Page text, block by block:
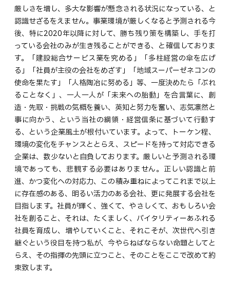
厳しさを増し、多大な影響が懸念される状況になっている、と
認識せざるをえません。事業環境が厳しくなると予測される今
後、特に2020年以降に対して、勝ち残り策を構築し、手を打
っている会社のみが生き残ることができる、と確信しておりま
す。「建設総合サービス業を究める」「多柱経営の傘を広げ
る」「社員が主役の会社をめざす」「地域スーパーゼネコンの
使命を果たす」「人格陶冶に努める」等、一度決めたら「ぶれ
ることなく」、一人一人が「未来への胎動」を合言葉に、創
造・先取・挑戦の気概を養い、英知と努力を奮い、志気凛然と
事に向かう、という当社の綱領・経営信条に基づいて行動す
る、という企業風土が根付いています。よって、トーケン程、
環境の変化をチャンスととらえ、スピードを持って対応できる
企業は、数少ないと自負しております。厳しいと予測される環
境であっても、悲観する必要はありません。正しい認識と前
進、かつ変化への対応力、この積み重ねによってこれまで以上
に存在感のある、明るい活力のある会社、更に発展する会社を
目指します。社員が輝く、強くて、やさしくて、おもしろい会
社を創ること、それは、たくましく、バイタリティーあふれる
社員を育成し、増やしていくこと、それこそが、次世代へ引き
継ぐという役目を持つ私が、今やらねばならない命題としてと
らえ、その指揮の先頭に立つこと、そのことをここで改めて約
束致します。